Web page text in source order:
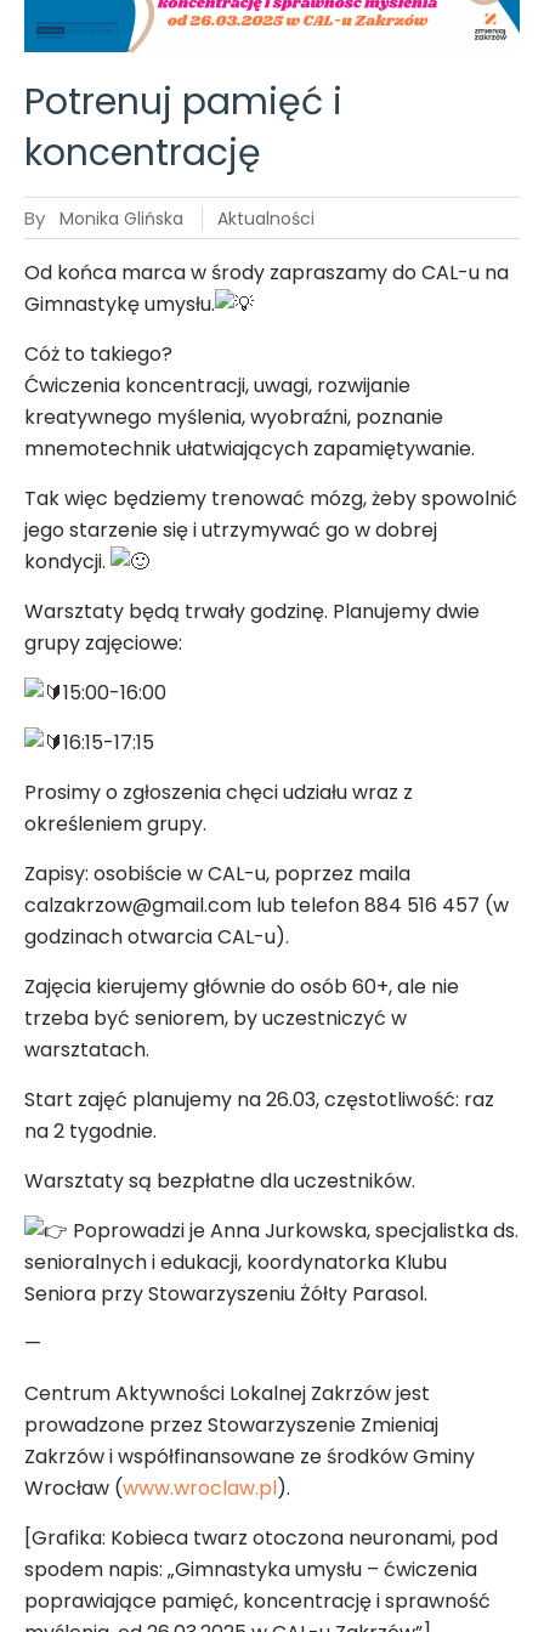
Potrenuj pamięć i
koncentrację
By Monika Glińska Aktualności
Od końca marca w środy zapraszamy do CAL-u na
Gimnastykę umysłu.
Cóż to takiego?
Ćwiczenia koncentracji, uwagi, rozwijanie
kreatywnego myślenia, wyobraźni, poznanie
mnemotechnik ułatwiających zapamiętywanie.
Takwięc będziemy trenować mózg, żeby spowolnić
jego starzenie się i utrzymywać go w dobrej
kondycji.
Warsztaty będą trwały godzinę. Planujemy dwie
grupy zajęciowe:
15:00-16:00
16:15-17:15
Prosimy o zgłoszenia chęci udziału wraz z
określeniem grupy.
Zapisy: osobiście w CAL-u, poprzez maila
calzakrzow@gmail.com lub telefon 884 516 457 (w
godzinach otwarcia CAL-u).
Zajęcia kierujemy głównie do osób 60+, ale nie
trzeba być seniorem, by uczestniczyć w
warsztatach.
Start zajęć planujemy na 26.03, częstotliwość: raz
na 2 tygodnie.
Warsztaty są bezpłatne dla uczestników.
Poprowadzi je Anna Jurkowska, specjalistka ds.
senioralnych i edukacji, koordynatorka Klubu
Seniora przy Stowarzyszeniu Żółty Parasol.
—
Centrum Aktywności Lokalnej Zakrzów jest
prowadzone przez Stowarzyszenie Zmieniaj
Zakrzów i współfinansowane ze środków Gminy
Wrocław (www.wroclaw.pl).
[Grafika: Kobieca twarz otoczona neuronami, pod
spodem napis: „Gimnastyka umysłu – ćwiczenia
poprawiające pamięć, koncentrację i sprawność
wiosnę!